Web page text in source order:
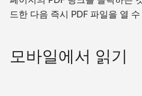
드한 다음 즉시 PDF 파일을 열
모바일에서 읽기